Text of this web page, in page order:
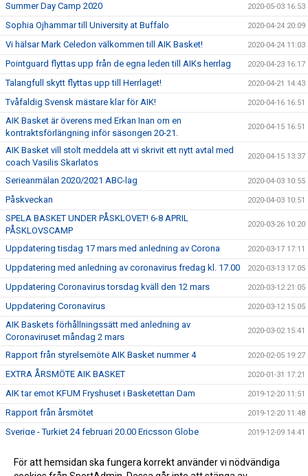
Summer Day Camp 2020 2020-05-03 16:53
Sophia Ojhammar till University at Buffalo 2020-04-24 20:09
Vi hälsar Mark Celedon välkommen till AIK Basket! 2020-04-24 11:03
Pointguard flyttas upp från de egna leden till AIKs herrlag 2020-04-23 16:17
Talangfull skytt flyttas upp till Herrlaget! 2020-04-21 14:43
Tvåfaldig Svensk mästare klar för AIK! 2020-04-16 16:51
AIK Basket är överens med Erkan Inan om en
kontraktsförlängning inför säsongen 20-21.
2020-04-15 16:51
AIK Basket vill stolt meddela att vi skrivit ett nytt avtal med
coach Vasilis Skarlatos
2020-04-15 13:37
Serieanmälan 2020/2021 ABC-lag 2020-04-03 10:55
Påskveckan 2020-04-03 10:51
SPELA BASKET UNDER PÅSKLOVET! 6-8 APRIL
PÅSKLOVSCAMP
2020-03-26 10:20
Uppdatering tisdag 17 mars med anledning av Corona 2020-03-17 17:11
Uppdatering med anledning av coronavirus fredag kl. 17.00 2020-03-13 17:05
Uppdatering Coronavirus torsdag kväll den 12 mars 2020-03-12 21:05
Uppdatering Coronavirus 2020-03-12 15:05
AIK Baskets förhållningssätt med anledning av
Coronaviruset måndag 2 mars
2020-03-02 15:41
Rapport från styrelsemöte AIK Basket nummer 4 2020-02-05 19:27
EXTRA ÅRSMÖTE AIK BASKET 2020-01-31 17:21
AIK tar emot KFUM Fryshuset i Basketettan Dam 2019-12-20 11:51
Rapport från årsmötet 2019-12-20 11:48
Sverige - Turkiet 24 februari 20.00 Ericsson Globe 2019-12-09 14:41
ANMÄL DIG TILL SOMMARENS SVETTIGASTE LÄGER –
För att hemsidan ska fungera korrekt använder vi nödvändiga